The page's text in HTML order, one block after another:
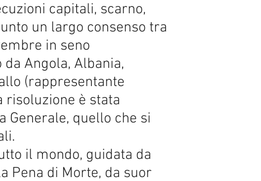
capitali, scarno,
un largo consenso tra
in seno
Angola, Albania,
(rappresentante
risoluzione è stata
Generale, quello che si
il mondo, guidata da
Pena di Morte, da suor